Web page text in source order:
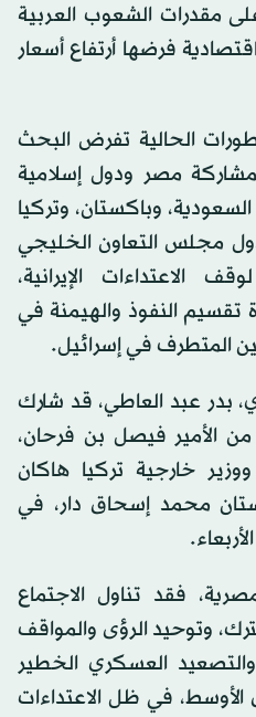
مقدرات الشعوب العربية
فرضها أرتفاع أسعار
الحالية تفرض البحث
مصر ودول إسلامية
وباكستان، وتركيا
مجلس التعاون الخليجي
الاعتداءات الإيرانية،
تقسيم النفوذ والهيمنة في
المتطرف في إسرائيل.
بدر عبد العاطي، قد شارك
الأمير فيصل بن فرحان،
خارجية تركيا هاكان
محمد إسحاق دار، في
فقد تناول الاجتماع
وتوحيد الرؤى والمواقف
والتصعيد العسكري الخطير
في ظل الاعتداءات